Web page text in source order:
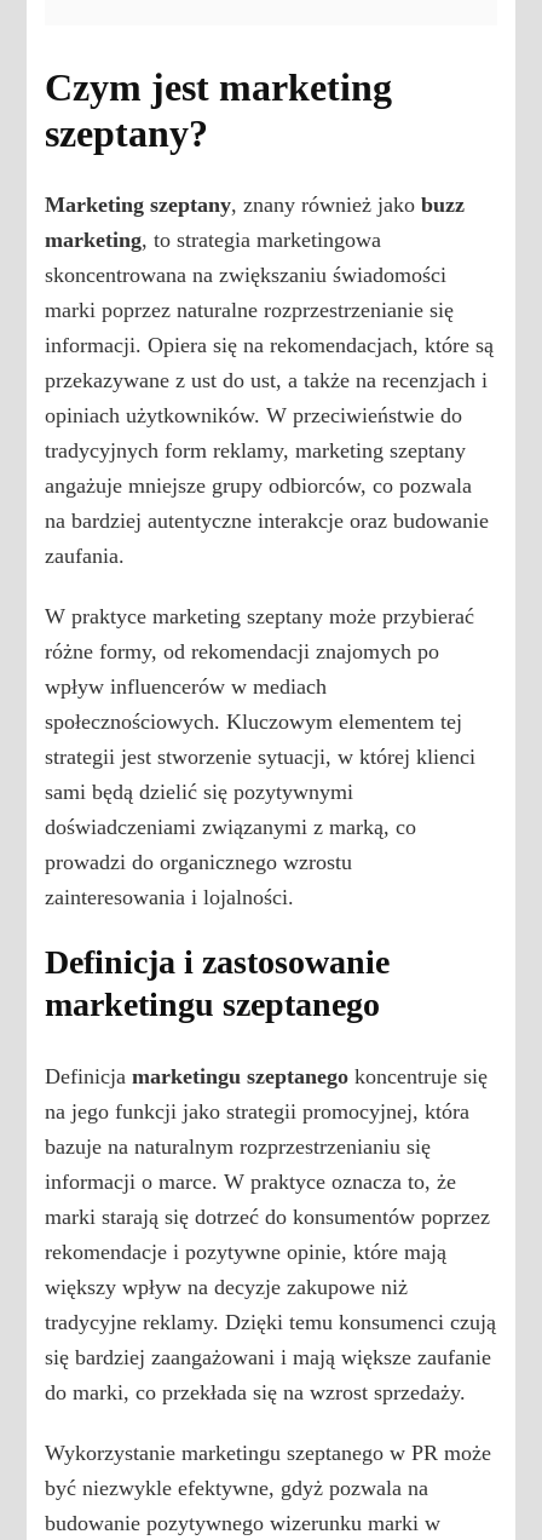
Czym jest marketing
szeptany?
Marketing szeptany, znany również jakobuzz
marketing, to strategia marketingowa
skoncentrowana na zwiększaniu świadomości
marki poprzez naturalne rozprzestrzenianie się
informacji. Opiera się na rekomendacjach, które są
przekazywane z ust do ust, a także na recenzjach i
opiniach użytkowników. W przeciwieństwie do
tradycyjnych form reklamy, marketing szeptany
angażuje mniejsze grupy odbiorców, co pozwala
na bardziej autentyczne interakcje oraz budowanie
zaufania.
W praktyce marketing szeptany może przybierać
różne formy, od rekomendacji znajomych po
wpływ influencerów w mediach
społecznościowych. Kluczowym elementem tej
strategii jest stworzenie sytuacji, w której klienci
sami będą dzielić się pozytywnymi
doświadczeniami związanymi z marką, co
prowadzi do organicznego wzrostu
zainteresowania i lojalności.
Definicja i zastosowanie
marketingu szeptanego
Definicjamarketingu szeptanego koncentruje się
na jego funkcji jako strategii promocyjnej, która
bazuje na naturalnym rozprzestrzenianiu się
informacji o marce. W praktyce oznacza to, że
marki starają się dotrzeć do konsumentów poprzez
rekomendacje i pozytywne opinie, które mają
większy wpływ na decyzje zakupowe niż
tradycyjne reklamy. Dzięki temu konsumenci czują
się bardziej zaangażowani i mają większe zaufanie
do marki, co przekłada się na wzrost sprzedaży.
Wykorzystanie marketingu szeptanego w PR może
być niezwykle efektywne, gdyż pozwala na
budowanie pozytywnego wizerunku marki w